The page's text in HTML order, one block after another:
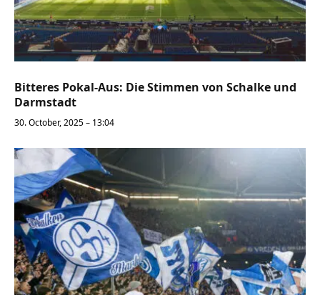
Bitteres Pokal-Aus: Die Stimmen von Schalke und
Darmstadt
30. October, 2025 – 13:04